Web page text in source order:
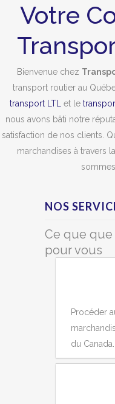
Votre
Bienvenue chez
transport routier au
transport LTL
et le
nous avons bâti notre
satisfaction de nos clients.
marchandises à travers
NOS
Ce que
pour vous
Procéder
du Canada.